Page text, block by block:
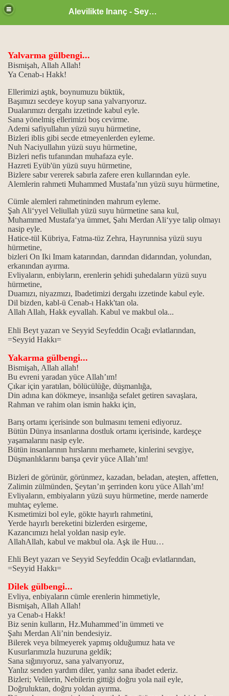
Alevilikte Inanç - Seyyid Hakkı
Yalvarma gülbengi...
Bismişah, Allah Allah!
Ya Cenab-ı Hakk!
Ellerimizi aştık, boynumuzu büktük,
Başımızı secdeye koyup sana yalvarıyoruz.
Dualarımızı dergahı izzetinde kabul eyle.
Sana yönelmiş ellerimizi boş cevirme.
Ademi safiyullahın yüzü suyu hürmetine,
Bizleri iblis gibi secde etmeyenlerden eyleme.
Nuh Naciyullahın yüzü suyu hürmetine,
Bizleri nefis tufanından muhafaza eyle.
Hazreti Eyüb'ün yüzü suyu hürmetine,
Bizlere sabır vererek sabırla zafere eren kullarından eyle.
Alemlerin rahmeti Muhammed Mustafa’nın yüzü suyu hürmetine,
Cümle alemleri rahmetininden mahrum eyleme.
Şah Ali‘yyel Veliullah yüzü suyu hürmetine sana kul,
Muhammed Mustafa‘ya ümmet, Şahı Merdan Ali‘yye talip olmayı
nasip eyle.
Hatice-tül Kübriya, Fatma-tüz Zehra, Hayrunnisa yüzü suyu
hürmetine,
bizleri On Iki Imam katarından, darından didarından, yolundan,
erkanından ayırma.
Evliyaların, enbiyların, erenlerin şehidi şuhedaların yüzü suyu
hürmetine,
Duamızı, niyazmızı, Ibadetimizi dergahı izzetinde kabul eyle.
Dil bizden, kabl-ü Cenab-ı Hakk'tan ola.
Allah Allah, Hakk eyvallah. Kabul ve makbul ola...
Ehli Beyt yazarı ve Seyyid Seyfeddin Ocağı evlatlarından,
=Seyyid Hakkı=
Yakarma gülbengi...
Bismişah, Allah allah!
Bu evreni yaradan yüce Allah’ım!
Çıkar için yaratılan, bölücülüğe, düşmanlığa,
Din adına kan dökmeye, insanlığa sefalet getiren savaşlara,
Rahman ve rahim olan ismin hakkı için,
Barış ortamı içerisinde son bulmasını temeni ediyoruz.
Bütün Dünya insanlarına dostluk ortamı içerisinde, kardeşçe
yaşamalarını nasip eyle.
Bütün insanlarının hırslarını merhamete, kinlerini sevgiye,
Düşmanlıklarını barışa çevir yüce Allah’ım!
Bizleri de görünür, görünmez, kazadan, beladan, ateşten, affetten,
Zalimin zülmünden, Şeytan’ın şerrinden koru yüce Allah’ım!
Evliyaların, embiyaların yüzü suyu hürmetine, merde namerde
muhtaç eyleme.
Kısmetimizi bol eyle, gökte hayırlı rahmetini,
Yerde hayırlı bereketini bizlerden esirgeme,
Kazancımızı helal yoldan nasip eyle.
AllahAllah, kabul ve makbul ola. Aşk ile Huu…
Ehli Beyt yazarı ve Seyyid Seyfeddin Ocağı evlatlarından,
=Seyyid Hakkı=
Dilek gülbengi...
Evliya, enbiyaların cümle erenlerin himmetiyle,
Bismişah, Allah Allah!
ya Cenab-ı Hakk!
Biz senin kulların, Hz.Muhammed’in ümmeti ve
Şahı Merdan Ali’nin bendesiyiz.
Bilerek veya bilmeyerek yapmış olduğumuz hata ve
Kusurlarımızla huzuruna geldik;
Sana sığınıyoruz, sana yalvarıyoruz,
Yanlız senden yardım diler, yanlız sana ibadet ederiz.
Bizleri; Velilerin, Nebilerin gittiği doğru yola nail eyle,
Doğruluktan, doğru yoldan ayırma.
alma...
gülbenkler…
ve mührünü açma gülbengi…
ve mührünü açma gülbengi…
gülbenkleri...
arasındaki fark...
anlamı...